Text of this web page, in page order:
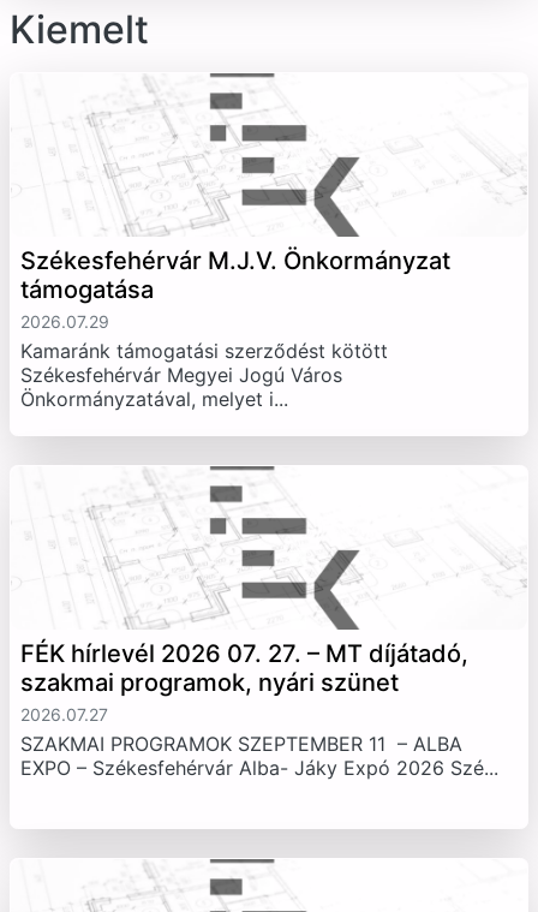
Kiemelt
Székesfehérvár M.J.V. Önkormányzat
támogatása
2026.07.29
Kamaránk támogatási szerződést kötött
Székesfehérvár Megyei Jogú Város
Önkormányzatával, melyet i...
FÉK hírlevél 2026 07. 27. – MT díjátadó,
szakmai programok, nyári szünet
2026.07.27
SZAKMAI PROGRAMOK SZEPTEMBER 11 – ALBA
EXPO – Székesfehérvár Alba- Jáky Expó 2026 Szé...